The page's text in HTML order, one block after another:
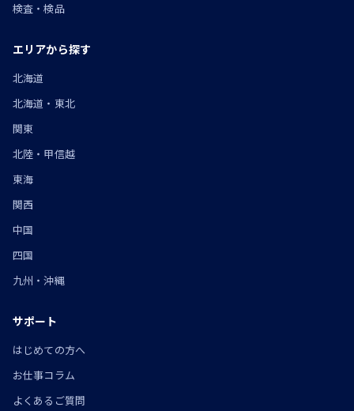
検査・検品
エリアから探す
北海道
北海道・東北
関東
北陸・甲信越
東海
関西
中国
四国
九州・沖縄
サポート
はじめての方へ
お仕事コラム
よくあるご質問